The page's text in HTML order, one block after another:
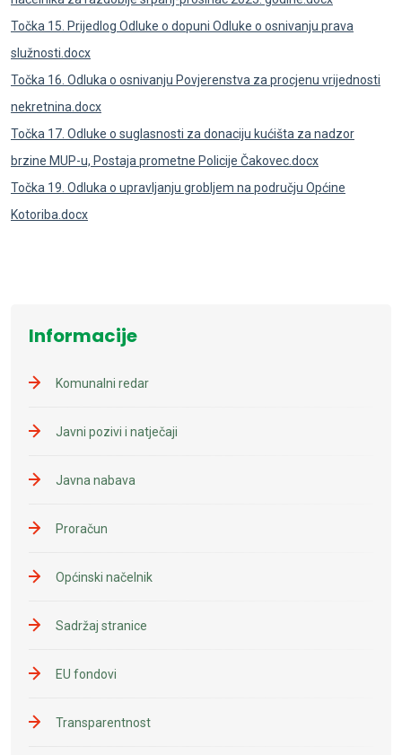
Točka 15. Prijedlog Odluke o dopuni Odluke o osnivanju prava
služnosti.docx
Točka 16. Odluka o osnivanju Povjerenstva za procjenu vrijednosti
nekretnina.docx
Točka 17. Odluke o suglasnosti za donaciju kućišta za nadzor
brzine MUP-u, Postaja prometne Policije Čakovec.docx
Točka 19. Odluka o upravljanju grobljem na području Općine
Kotoriba.docx
Informacije
Komunalni redar
Javni pozivi i natječaji
Javna nabava
Proračun
Općinski načelnik
Sadržaj stranice
EU fondovi
Transparentnost